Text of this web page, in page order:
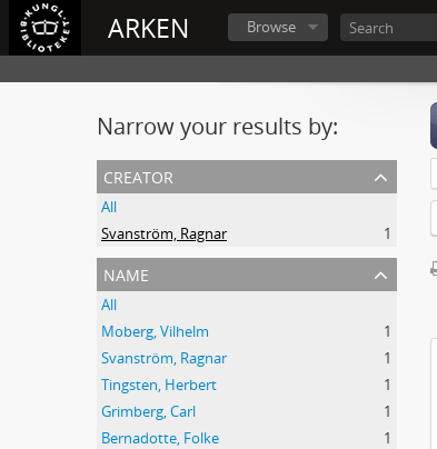
ARKEN Browse
Narrow your results by:
creator
All
Svanström, Ragnar
1
name
All
Moberg, Vilhelm
1
Svanström, Ragnar
1
Tingsten, Herbert
1
Grimberg, Carl
1
Bernadotte, Folke
1